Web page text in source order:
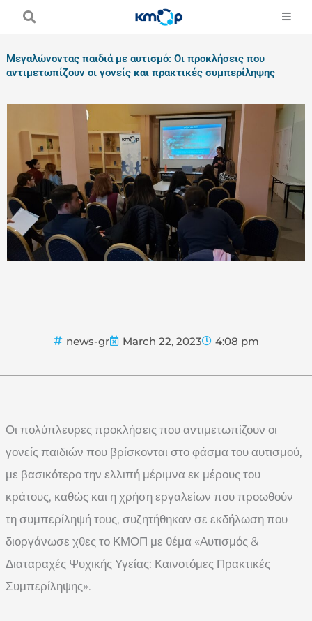
Μεγαλώνοντας παιδιά με αυτισμό: Οι προκλήσεις που
αντιμετωπίζουν οι γονείς και πρακτικές συμπερίληψης
news-gr March 22, 2023 4:08 pm
Οι πολύπλευρες προκλήσεις που αντιμετωπίζουν οι
γονείς παιδιών που βρίσκονται στο φάσμα του αυτισμού,
με βασικότερο την ελλιπή μέριμνα εκ μέρους του
κράτους, καθώς και η χρήση εργαλείων που προωθούν
τη συμπερίληψή τους, συζητήθηκαν σε εκδήλωση που
διοργάνωσε χθες το ΚΜΟΠ με θέμα «Αυτισμός &
Διαταραχές Ψυχικής Υγείας: Καινοτόμες Πρακτικές
Συμπερίληψης».